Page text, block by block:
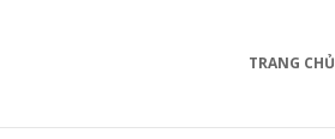
TRANG CHỦ